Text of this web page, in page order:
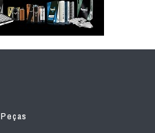
Peças